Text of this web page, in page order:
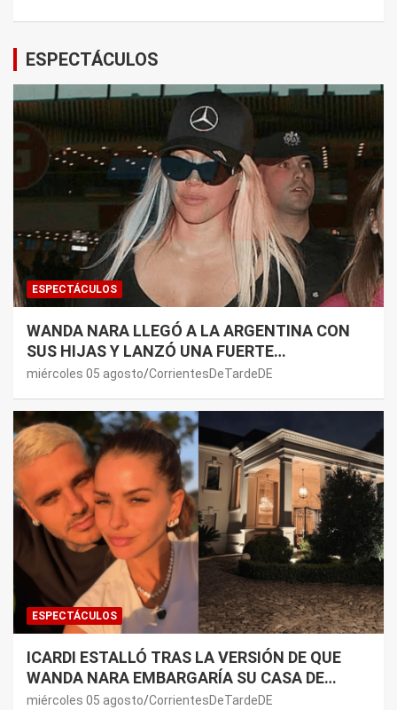
ESPECTÁCULOS
ESPECTÁCULOS
WANDA NARA LLEGÓ A LA ARGENTINA CON
SUS HIJAS Y LANZÓ UNA FUERTE
PREMONICIÓN SOBRE MAURO ICARDI
miércoles 05 agosto CorrientesDeTardeDE
ESPECTÁCULOS
ICARDI ESTALLÓ TRAS LA VERSIÓN DE QUE
WANDA NARA EMBARGARÍA SU CASA DE
NORDELTA: “NECESITAN RASCAR DE ALGÚN
miércoles 05 agosto CorrientesDeTardeDE